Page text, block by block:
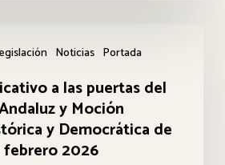
Noticias Portada
a las puertas del
y Moción
y Democrática de
febrero 2026